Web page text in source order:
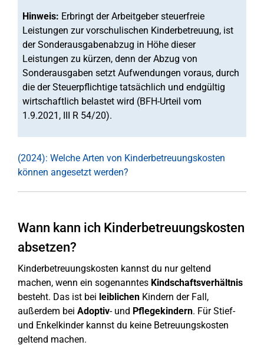
Hinweis: Erbringt der Arbeitgeber steuerfreie
Leistungen zur vorschulischen Kinderbetreuung, ist
der Sonderausgabenabzug in Höhe dieser
Leistungen zu kürzen, denn der Abzug von
Sonderausgaben setzt Aufwendungen voraus, durch
die der Steuerpflichtige tatsächlich und endgültig
wirtschaftlich belastet wird (BFH-Urteil vom
1.9.2021, III R 54/20).
(2024): Welche Arten von Kinderbetreuungskosten
können angesetzt werden?
Wann kann ich Kinderbetreuungskosten
absetzen?
Kinderbetreuungskosten kannst du nur geltend
machen, wenn ein sogenanntes Kindschaftsverhältnis
besteht. Das ist bei leiblichen Kindern der Fall,
außerdem bei Adoptiv- und Pflegekindern. Für Stief-
und Enkelkinder kannst du keine Betreuungskosten
geltend machen.